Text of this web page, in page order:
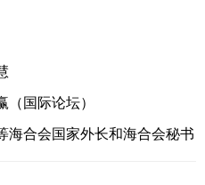
国际论坛）
海合会国家外长和海合会秘书